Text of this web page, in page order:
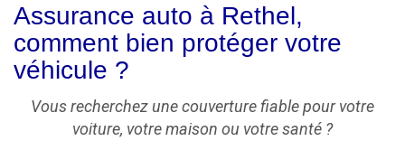
Assurance auto à Rethel,
comment bien protéger votre
véhicule ?
Vous recherchez une couverture fiable pour votre
voiture, votre maison ou votre santé ?